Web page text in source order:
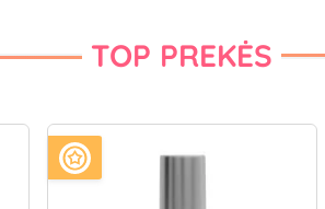
TOP PREKĖS